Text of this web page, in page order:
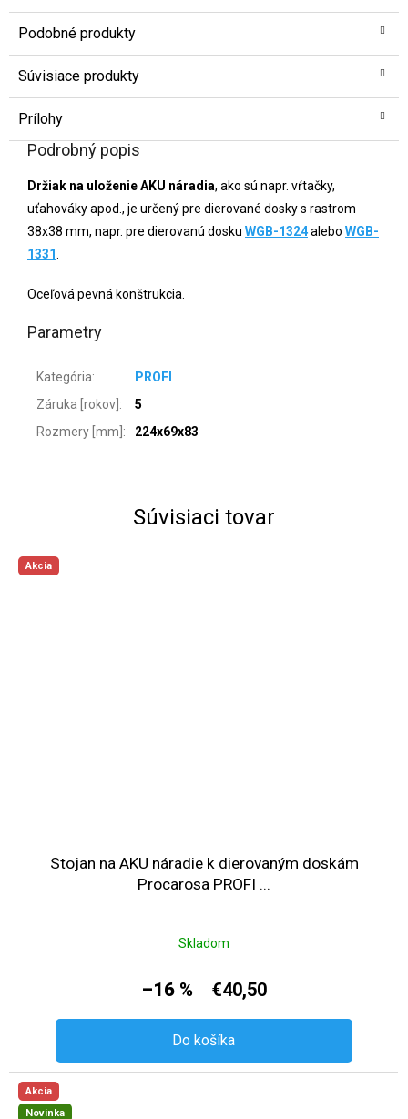
Podobné produkty
Súvisiace produkty
Prílohy
Podrobný popis
Držiak na uloženie AKU náradia, ako sú napr. vŕtačky,
uťahováky apod., je určený pre dierované dosky s rastrom
38x38 mm, napr. pre dierovanú dosku WGB-1324alebo WGB-
1331
Oceľová pevná konštrukcia.
Parametry
Kategória:
PROFI
Záruka [rokov] :
5
Rozmery [mm] : 224x69x83
Súvisiaci tovar
Akcia
Stojan na AKU náradie k dierovaným doskám
Procarosa PROFI ...
Skladom
–16 % €40,50
Do košíka
Akcia
Novinka